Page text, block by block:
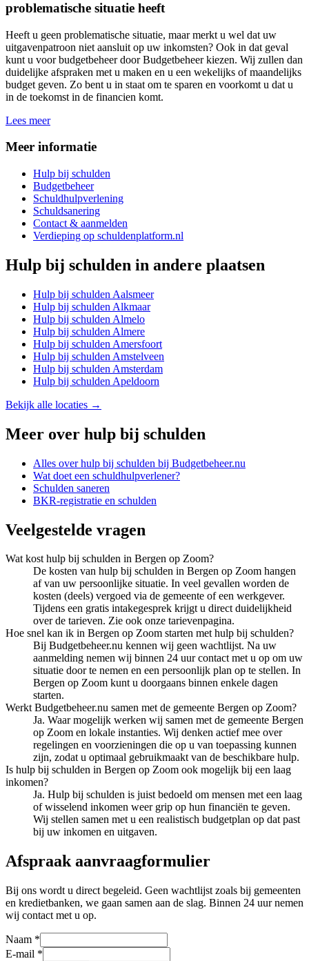
problematische situatie heeft
Heeft u geen problematische situatie, maar merkt u wel dat uw
uitgavenpatroon niet aansluit op uw inkomsten? Ook in dat geval
kunt u voor budgetbeheer door Budgetbeheer kiezen. Wij zullen dan
duidelijke afspraken met u maken en u een wekelijks of maandelijks
budget geven. Zo bent u in staat om te sparen en voorkomt u dat u
in de toekomst in de financien komt.
Lees meer
Meer informatie
Hulp bij schulden
Budgetbeheer
Schuldhulpverlening
Schuldsanering
Contact & aanmelden
Verdieping op schuldenplatform.nl
Hulp bij schulden in andere plaatsen
Hulp bij schulden Aalsmeer
Hulp bij schulden Alkmaar
Hulp bij schulden Almelo
Hulp bij schulden Almere
Hulp bij schulden Amersfoort
Hulp bij schulden Amstelveen
Hulp bij schulden Amsterdam
Hulp bij schulden Apeldoorn
Bekijk alle locaties →
Meer over hulp bij schulden
Alles overhulp bij schulden bij Budgetbeheer.nu
Wat doet een schuldhulpverlener?
Schulden saneren
BKR-registratie en schulden
Veelgestelde vragen
Wat kost hulp bij schulden in Bergen op Zoom?
De kosten van hulp bij schulden in Bergen op Zoom hangen
af van uw persoonlijke situatie. In veel gevallen worden de
kosten (deels) vergoed via de gemeente of een werkgever.
Tijdens een gratis intakegesprek krijgt u direct duidelijkheid
over de tarieven. Zie ook onze tarievenpagina.
Hoe snel kan ik in Bergen op Zoom starten met hulp bij schulden?
Bij Budgetbeheer.nu kennen wij geen wachtlijst. Na uw
aanmelding nemen wij binnen 24 uur contact met u op om uw
situatie door te nemen en een persoonlijk plan op te stellen. In
Bergen op Zoom kunt u doorgaans binnen enkele dagen
starten.
Werkt Budgetbeheer.nu samen met de gemeente Bergen op Zoom?
Ja. Waar mogelijk werken wij samen met de gemeente Bergen
op Zoom en lokale instanties. Wij denken actief mee over
regelingen en voorzieningen die op u van toepassing kunnen
zijn, zodat u optimaal gebruikmaakt van de beschikbare hulp.
Is hulp bij schulden in Bergen op Zoom ook mogelijk bij een laag
inkomen?
Ja. Hulp bij schulden is juist bedoeld om mensen met een laag
of wisselend inkomen weer grip op hun financiën te geven.
Wij stellen samen met u een realistisch budgetplan op dat past
bij uw inkomen en uitgaven.
Afspraak aanvraagformulier
Bij ons wordt u direct begeleid. Geen wachtlijst zoals bij gemeenten
en kredietbanken, we gaan samen aan de slag. Binnen 24 uur nemen
wij contact met u op.
Naam *
E-mail *